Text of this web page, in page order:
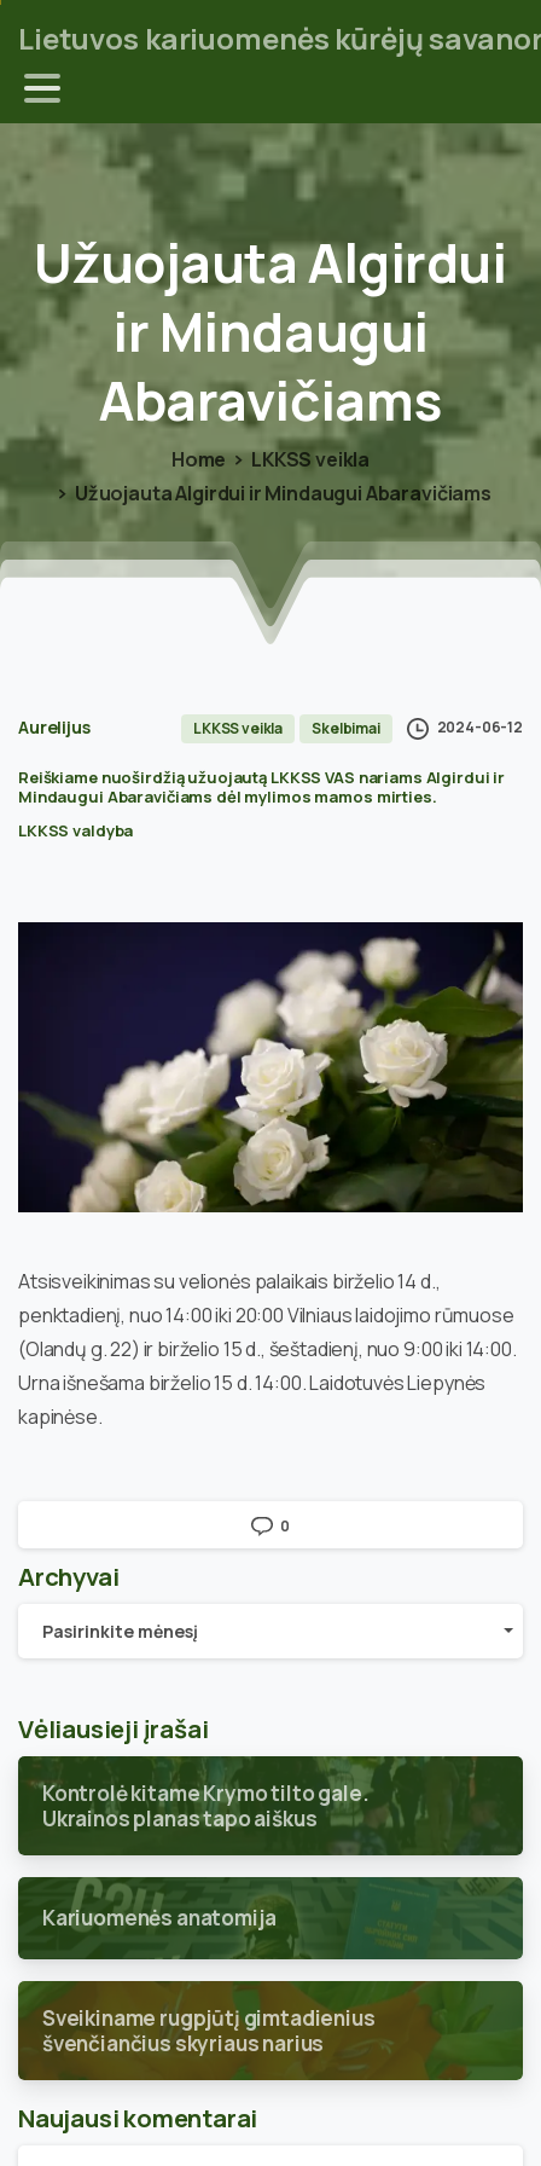
Lietuvos kariuomenės kūrėjų
UžuojautaAlgirdui
ir Mindaugui
Abaravičiams
Home
LKKSS veikla
Užuojauta Algirdui ir Mindaugui Abaravičiams
Aurelijus LKKSS veikla Skelbimai 2024-06-12
Reiškiame nuoširdžią užuojautą LKKSS VAS nariams Algirdui ir
Mindaugui Abaravičiams dėl mylimos mamos mirties.
LKKSS valdyba
Atsisveikinimas su velionės palaikais birželio 14 d.,
penktadienį, nuo 14:00 iki 20:00 Vilniaus laidojimo rūmuose
(Olandų g. 22) ir birželio 15 d., šeštadienį, nuo 9:00 iki 14:00.
Urna išnešama birželio 15 d. 14:00. Laidotuvės Liepynės
kapinėse.
0
Archyvai
Archyvai
Pasirinkite mėnesį
Vėliausieji įrašai
Kontrolė kitame Krymo tilto gale.
Ukrainos planas tapo aiškus
Kariuomenės anatomija
Sveikiname rugpjūtį gimtadienius
švenčiančius skyriaus narius
Naujausi komentarai